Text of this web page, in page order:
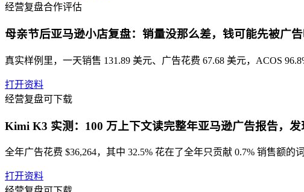
经营复盘合作评估
母亲节后亚马逊小店复盘：销量没那么差，钱可能先被广
真实样例里，一天销售 131.89 美元、广告花费 67.68 美元，ACOS
打开资料
经营复盘可下载
Kimi K3 实测：100 万上下文读完整年亚马逊广告报告，发
全年广告花费 $36,264，其中 32.5% 花在了全年只贡献 0.7% 销售额
打开资料